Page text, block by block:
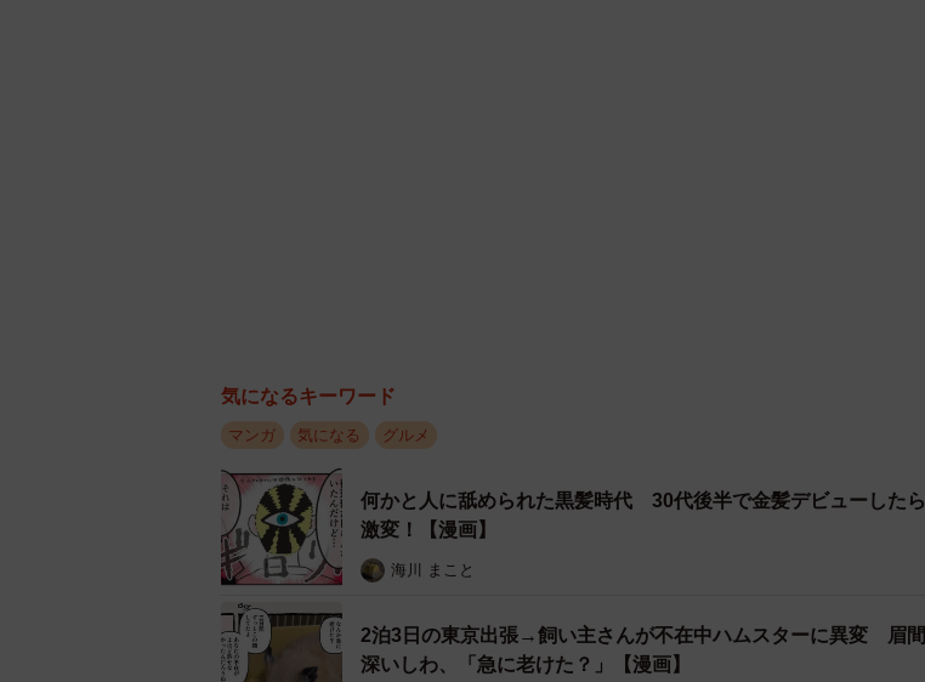
漫画シリーズ「みじんことオーマの世界旅暮らし」：
気になるキーワード
マンガ 気になる グルメ
何かと人に舐められた黒髪時代 30代後半で金髪デビューした
激変！【漫画】
海川 まこと
2泊3日の東京出張→飼い主さんが不在中ハムスターに異変 眉
深いしわ、「急に老けた？」【漫画】